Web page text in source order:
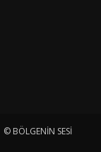
© BÖLGENİN SESİ